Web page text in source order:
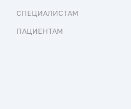
СПЕЦИАЛИСТАМ
ПАЦИЕНТАМ